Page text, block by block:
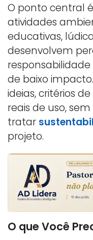
O ponto central
atividades
educativas,
desenvolvem
de baixo
ideias, critérios
reais de uso,
tratar
projeto.
O que Você